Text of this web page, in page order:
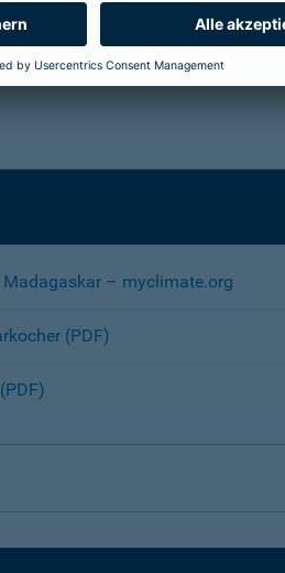
ökologischen auch soziale und
Nachhaltigkeit der Barmenia
Vorteile, die durch das
Madagaskar – myclimate.org
(PDF)